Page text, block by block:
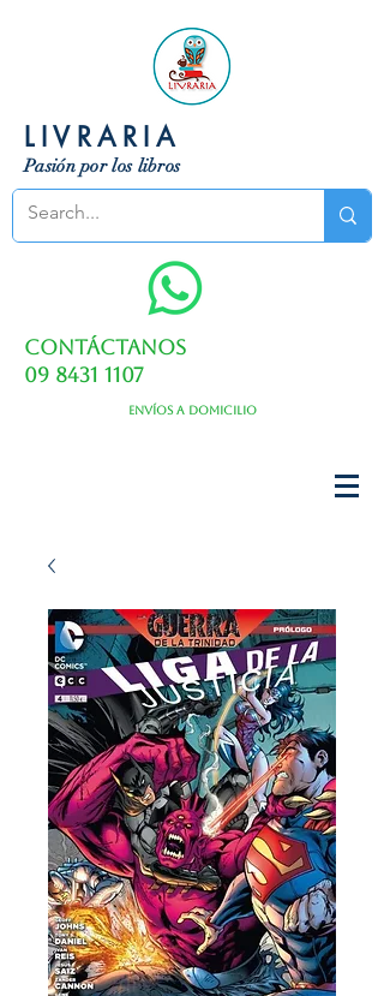
LIVRARIA
Pasión por los libros
Contáctanos
09 8431 1107
Envíos a domicilio